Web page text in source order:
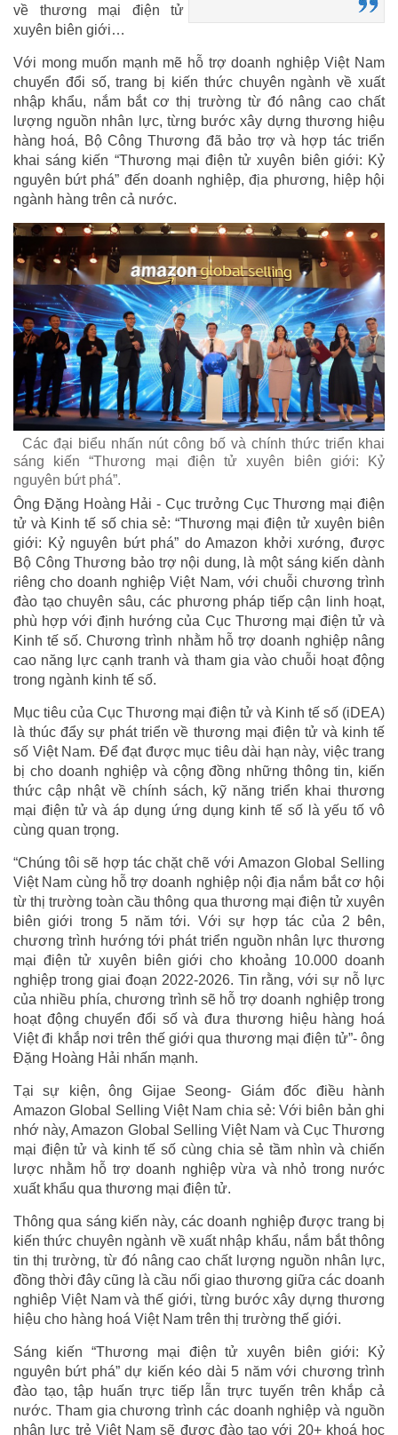
về thương mại điện tử
xuyên biên giới…
Với mong muốn mạnh mẽ hỗ trợ doanh nghiệp Việt Nam
chuyển đổi số, trang bị kiến thức chuyên ngành về xuất
nhập khẩu, nắm bắt cơ thị trường từ đó nâng cao chất
lượng nguồn nhân lực, từng bước xây dựng thương hiệu
hàng hoá, Bộ Công Thương đã bảo trợ và hợp tác triển
khai sáng kiến “Thương mại điện tử xuyên biên giới: Kỷ
nguyên bứt phá” đến doanh nghiệp, địa phương, hiệp hội
ngành hàng trên cả nước.
Các đại biểu nhấn nút công bố và chính thức triển khai
sáng kiến “Thương mại điện tử xuyên biên giới: Kỷ
nguyên bứt phá”.
Ông Đặng Hoàng Hải - Cục trưởng Cục Thương mại điện
tử và Kinh tế số chia sẻ: “Thương mại điện tử xuyên biên
giới: Kỷ nguyên bứt phá” do Amazon khởi xướng, được
Bộ Công Thương bảo trợ nội dung, là một sáng kiến dành
riêng cho doanh nghiệp Việt Nam, với chuỗi chương trình
đào tạo chuyên sâu, các phương pháp tiếp cận linh hoạt,
phù hợp với định hướng của Cục Thương mại điện tử và
Kinh tế số. Chương trình nhằm hỗ trợ doanh nghiệp nâng
cao năng lực cạnh tranh và tham gia vào chuỗi hoạt động
trong ngành kinh tế số.
Mục tiêu của Cục Thương mại điện tử và Kinh tế số (iDEA)
là thúc đẩy sự phát triển về thương mại điện tử và kinh tế
số Việt Nam. Để đạt được mục tiêu dài hạn này, việc trang
bị cho doanh nghiệp và cộng đồng những thông tin, kiến
thức cập nhật về chính sách, kỹ năng triển khai thương
mại điện tử và áp dụng ứng dụng kinh tế số là yếu tố vô
cùng quan trọng.
“Chúng tôi sẽ hợp tác chặt chẽ với Amazon Global Selling
Việt Nam cùng hỗ trợ doanh nghiệp nội địa nắm bắt cơ hội
từ thị trường toàn cầu thông qua thương mại điện tử xuyên
biên giới trong 5 năm tới. Với sự hợp tác của 2 bên,
chương trình hướng tới phát triển nguồn nhân lực thương
mại điện tử xuyên biên giới cho khoảng 10.000 doanh
nghiệp trong giai đoạn 2022-2026. Tin rằng, với sự nỗ lực
của nhiều phía, chương trình sẽ hỗ trợ doanh nghiệp trong
hoạt động chuyển đổi số và đưa thương hiệu hàng hoá
Việt đi khắp nơi trên thế giới qua thương mại điện tử”- ông
Đặng Hoàng Hải nhấn mạnh.
Tại sự kiện, ông Gijae Seong- Giám đốc điều hành
Amazon Global Selling Việt Nam chia sẻ: Với biên bản ghi
nhớ này, Amazon Global Selling Việt Nam và Cục Thương
mại điện tử và kinh tế số cùng chia sẻ tầm nhìn và chiến
lược nhằm hỗ trợ doanh nghiệp vừa và nhỏ trong nước
xuất khẩu qua thương mại điện tử.
Thông qua sáng kiến này, các doanh nghiệp được trang bị
kiến thức chuyên ngành về xuất nhập khẩu, nắm bắt thông
tin thị trường, từ đó nâng cao chất lượng nguồn nhân lực,
đồng thời đây cũng là cầu nối giao thương giữa các doanh
nghiêp Việt Nam và thế giới, từng bước xây dựng thương
hiệu cho hàng hoá Việt Nam trên thị trường thế giới.
Sáng kiến “Thương mại điện tử xuyên biên giới: Kỷ
nguyên bứt phá” dự kiến kéo dài 5 năm với chương trình
đào tạo, tập huấn trực tiếp lẫn trực tuyến trên khắp cả
nước. Tham gia chương trình các doanh nghiệp và nguồn
nhân lực trẻ Việt Nam sẽ được đào tạo với 20+ khoá học